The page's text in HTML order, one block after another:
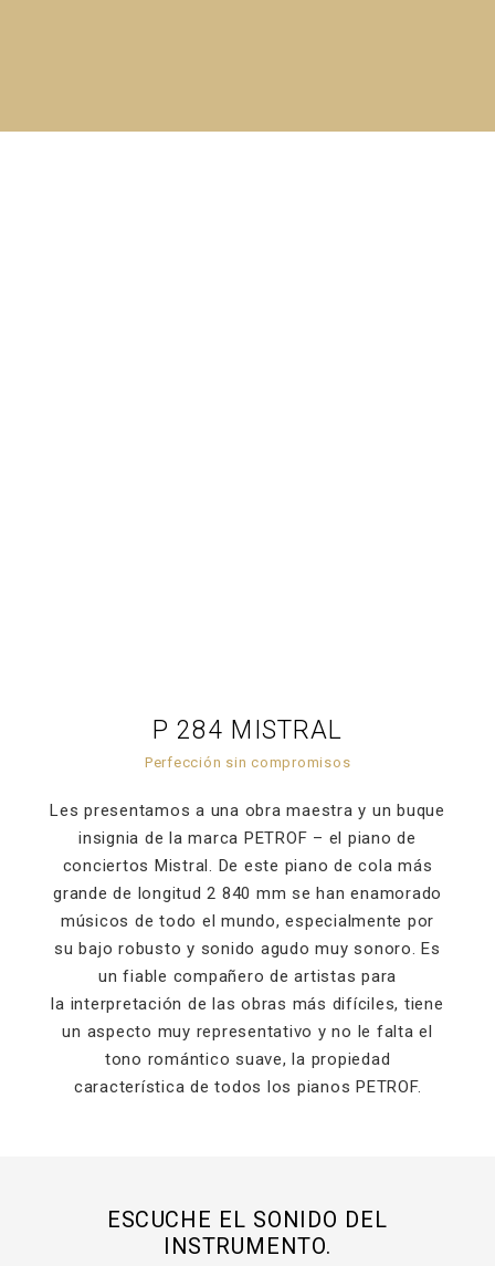
P 284 MISTRAL
Perfección sin compromisos
Les presentamos a una obra maestra y un buque
insignia de la marca PETROF – el piano de
conciertos Mistral. De este piano de cola más
grande de longitud 2 840 mm se han enamorado
músicos de todo el mundo, especialmente por
su bajo robusto y sonido agudo muy sonoro. Es
un fiable compañero de artistas para
la interpretación de las obras más difíciles, tiene
un aspecto muy representativo y no le falta el
tono romántico suave, la propiedad
característica de todos los pianos PETROF.
ESCUCHE EL SONIDO DEL
INSTRUMENTO.